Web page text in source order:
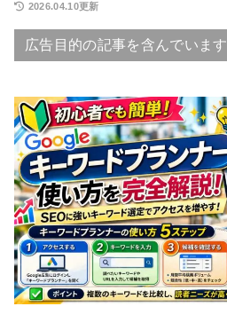
2026.04.10更新
広告目的の記事を含んでいます